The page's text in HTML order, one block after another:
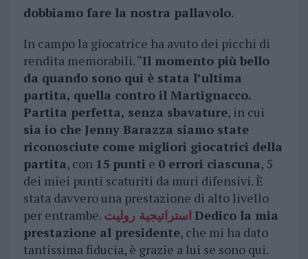
dobbiamo fare la nostra pallavolo.
In campo la giocatrice ha avuto dei picchi di
rendita memorabili. “Il momento più bello
da quando sono qui è stata l’ultima
partita, quella contro il Martignacco.
Partita perfetta, senza sbavature, in cui
sia io che Jenny Barazza siamo state
riconosciute come migliori giocatrici della
partita, con 15 punti e 0 errori ciascuna, 5
dei miei punti scaturiti da muri difensivi. È
stata davvero una prestazione di alto livello
per entrambe. استراتيجية روليت Dedico la mia
prestazione al presidente, che mi ha dato
tantissima fiducia, è grazie a lui se sono qui.